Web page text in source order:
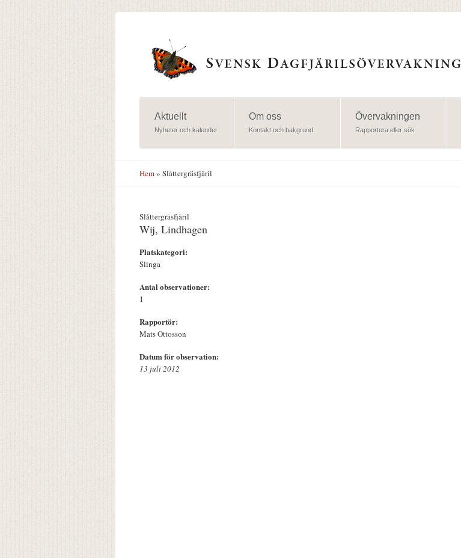
Aktuellt
Nyheter och kalender
Om oss
Kontakt och bakgrund
Övervakningen
Rapportera eller sök
Hem» Slåttergräsfjäril
Slåttergräsfjäril
Wij, Lindhagen
Platskategori:
Slinga
Antal observationer:
1
Rapportör:
Mats Ottosson
Datum för observation:
13 juli 2012